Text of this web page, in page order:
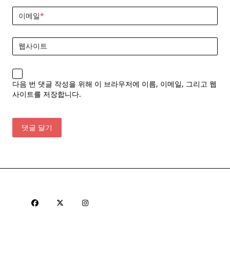
이메일*
웹사이트
다음 번 댓글 작성을 위해 이 브라우저에 이름, 이메일, 그리고 웹
사이트를 저장합니다.